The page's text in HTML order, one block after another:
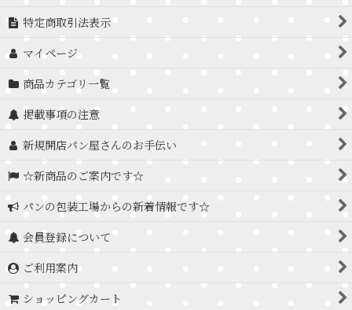
特定商取引法表示
マイページ
商品カテゴリ一覧
掲載事項の注意
新規開店パン屋さんのお手伝い
☆新商品のご案内です☆
パンの包装工場からの新着情報です☆
会員登録について
ご利用案内
ショッピングカート